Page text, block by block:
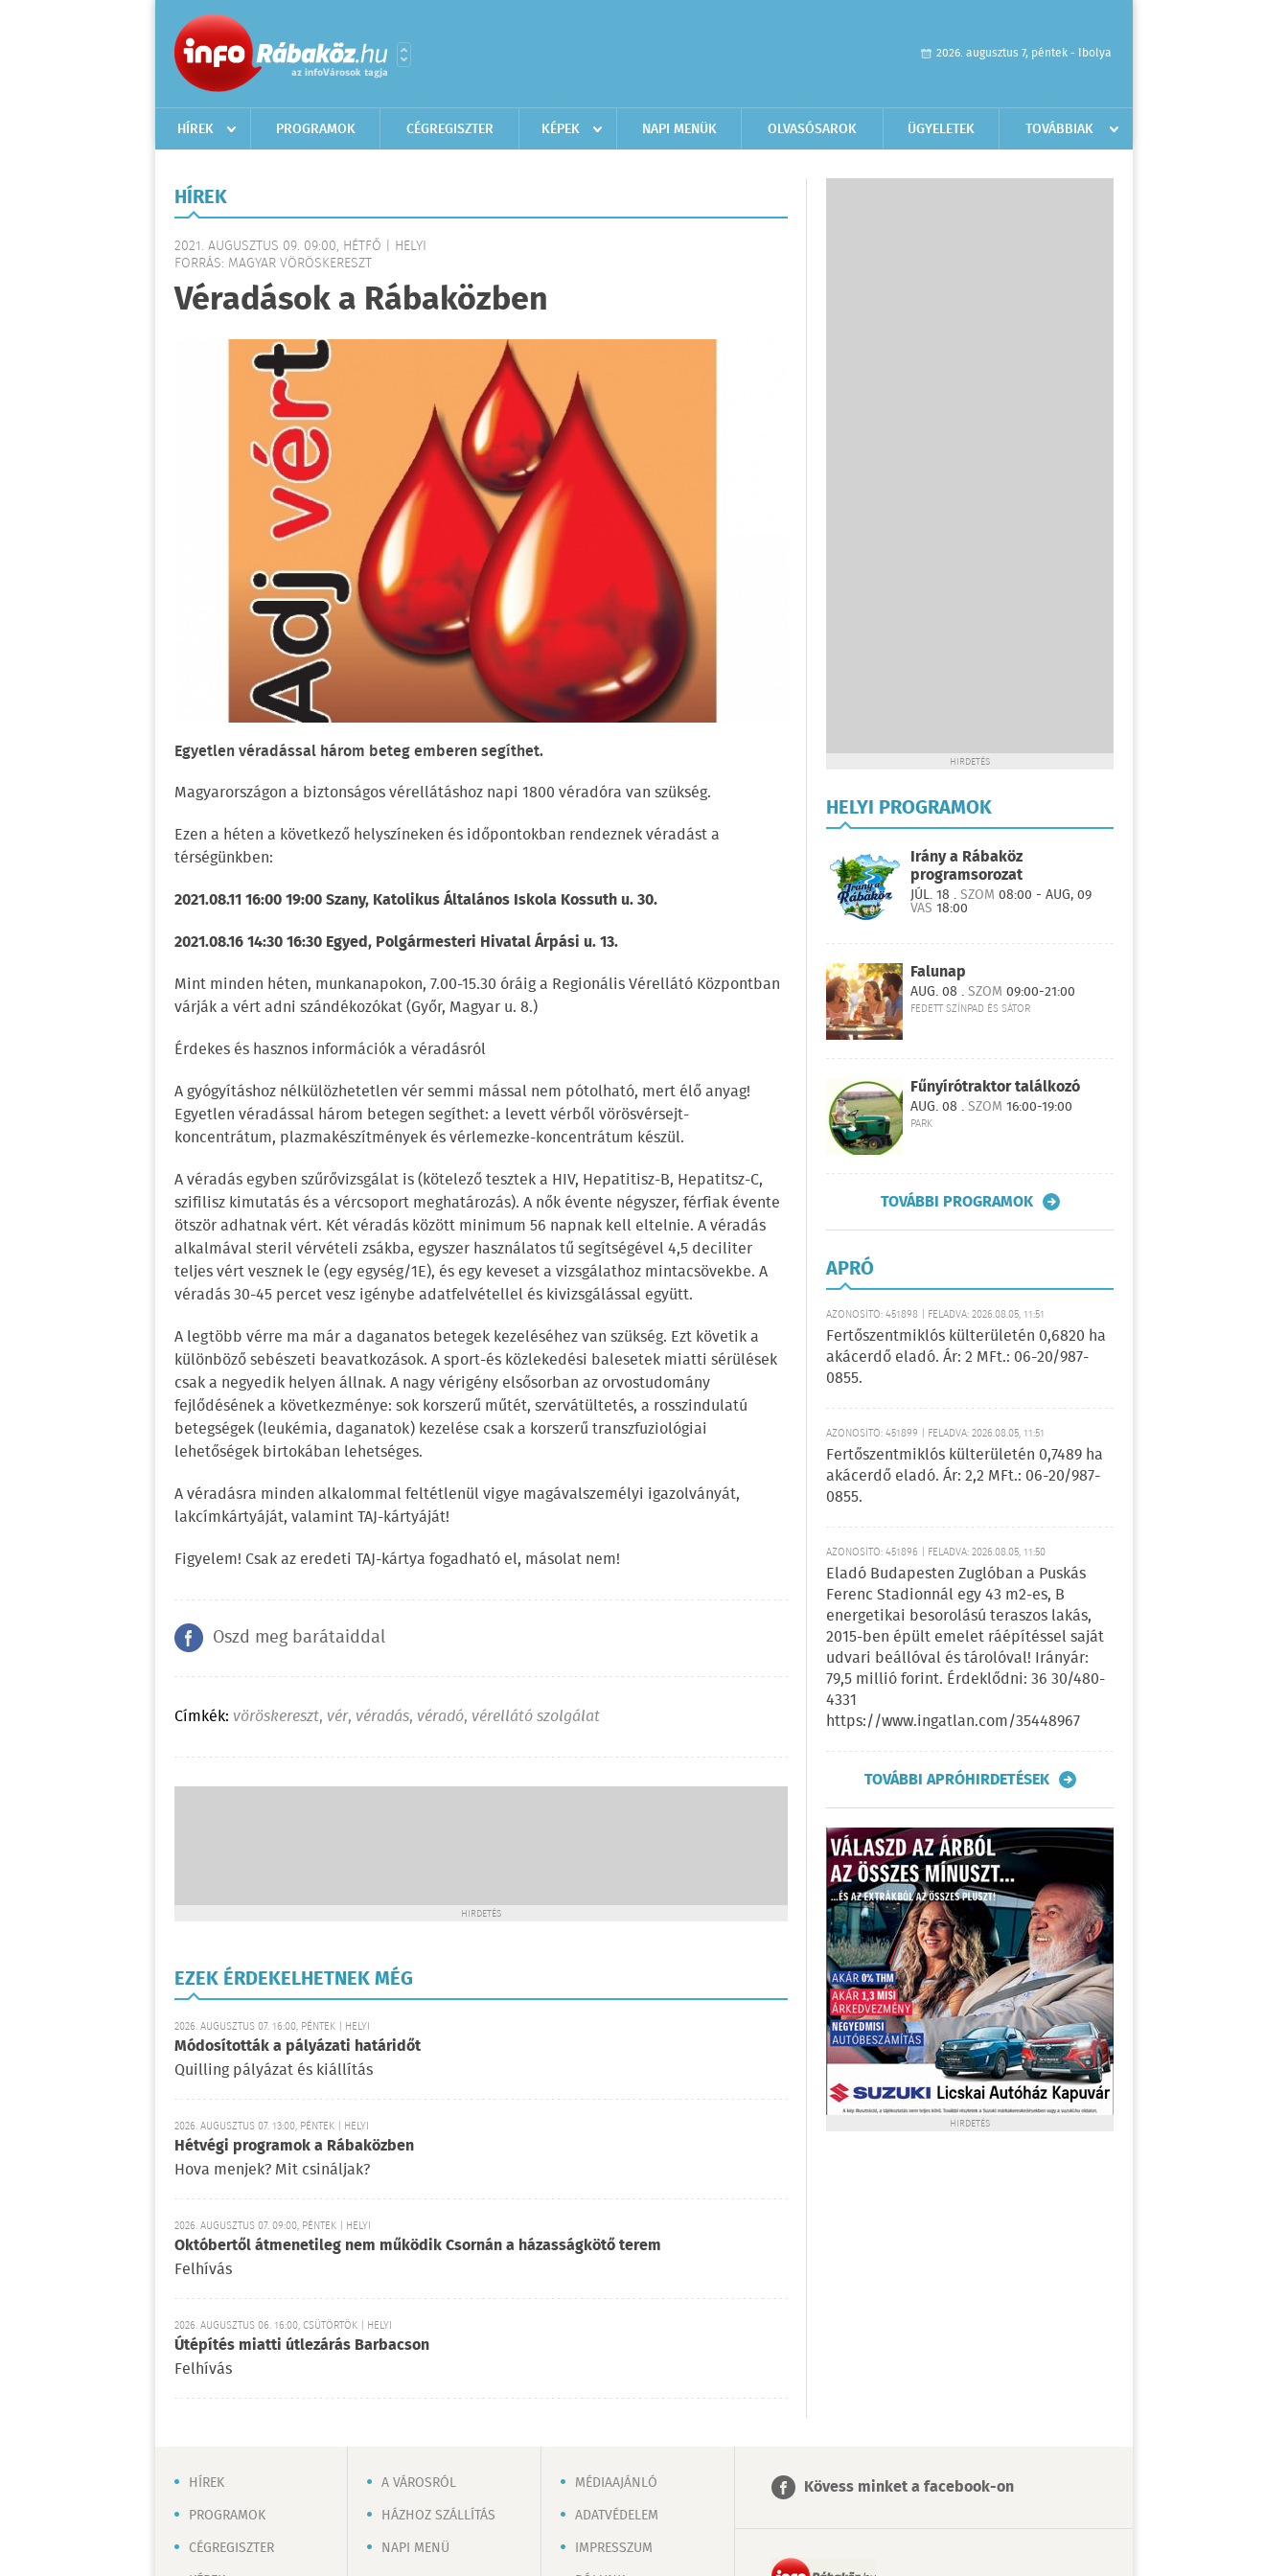
2026. augusztus 7, péntek - Ibolya
HÍREK PROGRAMOK CÉGREGISZTER KÉPEK NAPI MENÜK OLVASÓSAROK ÜGYELETEK TOVÁBBIAK
HÍREK
2021. AUGUSZTUS 09. 09:00, HÉTFŐ | HELYI
FORRÁS: MAGYAR VÖRÖSKERESZT
Véradások a Rábaközben
Egyetlen véradással három beteg emberen segíthet.
Magyarországon a biztonságos vérellátáshoz napi 1800 véradóra van szükség.
Ezen a héten a következő helyszíneken és időpontokban rendeznek véradást a
térségünkben:
2021.08.11 16:00 19:00 Szany, Katolikus Általános Iskola Kossuth u. 30.
2021.08.16 14:30 16:30 Egyed, Polgármesteri Hivatal Árpási u. 13.
Mint minden héten, munkanapokon, 7.00-15.30 óráig a Regionális Vérellátó Központban
várják a vért adni szándékozókat (Győr, Magyar u. 8.)
Érdekes és hasznos információk a véradásról
A gyógyításhoz nélkülözhetetlen vér semmi mással nem pótolható, mert élő anyag!
Egyetlen véradással három betegen segíthet: a levett vérből vörösvérsejt-
koncentrátum, plazmakészítmények és vérlemezke-koncentrátum készül.
A véradás egyben szűrővizsgálat is (kötelező tesztek a HIV, Hepatitisz-B, Hepatitsz-C,
szifilisz kimutatás és a vércsoport meghatározás). A nők évente négyszer, férfiak évente
ötször adhatnak vért. Két véradás között minimum 56 napnak kell eltelnie. A véradás
alkalmával steril vérvételi zsákba, egyszer használatos tű segítségével 4,5 deciliter
teljes vért vesznek le (egy egység/1E), és egy keveset a vizsgálathoz mintacsövekbe. A
véradás 30-45 percet vesz igénybe adatfelvétellel és kivizsgálással együtt.
A legtöbb vérre ma már a daganatos betegek kezeléséhez van szükség. Ezt követik a
különböző sebészeti beavatkozások. A sport-és közlekedési balesetek miatti sérülések
csak a negyedik helyen állnak. A nagy vérigény elsősorban az orvostudomány
fejlődésének a következménye: sok korszerű műtét, szervátültetés, a rosszindulatú
betegségek (leukémia, daganatok) kezelése csak a korszerű transzfuziológiai
lehetőségek birtokában lehetséges.
A véradásra minden alkalommal feltétlenül vigye magávalszemélyi igazolványát,
lakcímkártyáját, valamint TAJ-kártyáját!
Figyelem! Csak az eredeti TAJ-kártya fogadható el, másolat nem!
Oszd meg barátaiddal
Címkék: vöröskereszt, vér, véradás, véradó, vérellátó szolgálat
HIRDETÉS
EZEK ÉRDEKELHETNEK MÉG
2026. AUGUSZTUS 07. 16:00, PÉNTEK | HELYI
Módosították a pályázati határidőt
Quilling pályázat és kiállítás
2026. AUGUSZTUS 07. 13:00, PÉNTEK | HELYI
Hétvégi programok a Rábaközben
Hova menjek? Mit csináljak?
2026. AUGUSZTUS 07. 09:00, PÉNTEK | HELYI
Októbertől átmenetileg nem működik Csornán a házasságkötő terem
Felhívás
2026. AUGUSZTUS 06. 16:00, CSÜTÖRTÖK | HELYI
Útépítés miatti útlezárás Barbacson
Felhívás
HIRDETÉS
HELYI PROGRAMOK
Irány a Rábaköz
programsorozat
JÚL. 18 .SZOM 08:00 - AUG, 09
VAS 18:00
Falunap
AUG. 08 .SZOM 09:00-21:00
FEDETT SZÍNPAD ÉS SÁTOR
Fűnyírótraktor találkozó
AUG. 08 .SZOM 16:00-19:00
PARK
TOVÁBBI PROGRAMOK
APRÓ
AZONOSÍTÓ: 451898 | FELADVA: 2026.08.05, 11:51
Fertőszentmiklós külterületén 0,6820 ha
akácerdő eladó. Ár: 2 MFt.: 06-20/987-
0855.
AZONOSÍTÓ: 451899 | FELADVA: 2026.08.05, 11:51
Fertőszentmiklós külterületén 0,7489 ha
akácerdő eladó. Ár: 2,2 MFt.: 06-20/987-
0855.
AZONOSÍTÓ: 451896 | FELADVA: 2026.08.05, 11:50
Eladó Budapesten Zuglóban a Puskás
Ferenc Stadionnál egy 43 m2-es, B
energetikai besorolású teraszos lakás,
2015-ben épült emelet ráépítéssel saját
udvari beállóval és tárolóval! Irányár:
79,5 millió forint. Érdeklődni: 36 30/480-
4331
https://www.ingatlan.com/35448967
TOVÁBBI APRÓHIRDETÉSEK
HIRDETÉS
HÍREK
PROGRAMOK
CÉGREGISZTER
A VÁROSRÓL
HÁZHOZ SZÁLLÍTÁS
NAPI MENÜ
MÉDIAAJÁNLÓ
ADATVÉDELEM
IMPRESSZUM
Kövess minket a facebook-on